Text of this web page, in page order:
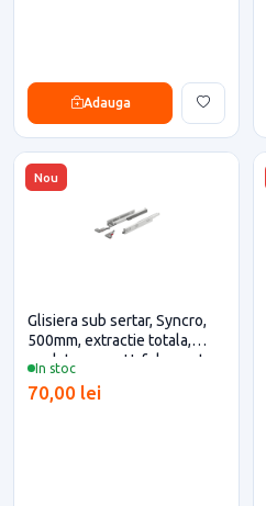
Adauga
Nou
In stoc
Glisiera sub sertar, Syncro,
500mm, extractie totala,
push to open, Hafele pentru
70,00 lei